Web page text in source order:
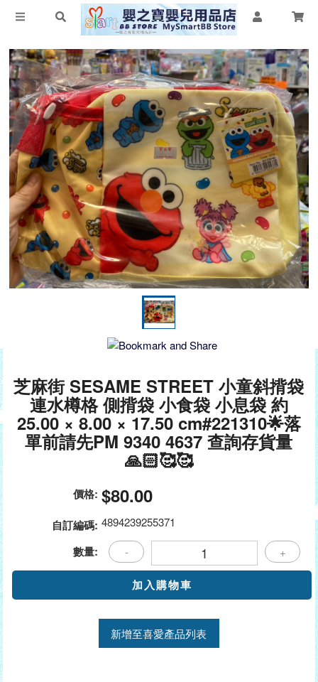
芝麻街 SESAME STREET 小童斜揹袋
連水樽格 側揹袋 小食袋 小息袋 約
25.00 × 8.00 × 17.50 cm#221310🌟落
單前請先PM 9340 4637 查詢存貨量
🙏🏻🥰🥰
價格: $80.00
自訂編碼: 4894239255371
數量: - +
新增至喜愛產品列表